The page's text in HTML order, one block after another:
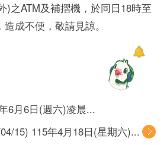
)之ATM及補摺機，於同日18時至
成不便，敬請見諒。
6月6日(週六)凌晨...
15) 115年4月18日(星期六)...